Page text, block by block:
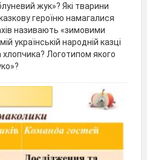
жук»? Які тварини
героїню намагалися
називають «зимовими
українській народній казці
хлопчика? Логотипом якого